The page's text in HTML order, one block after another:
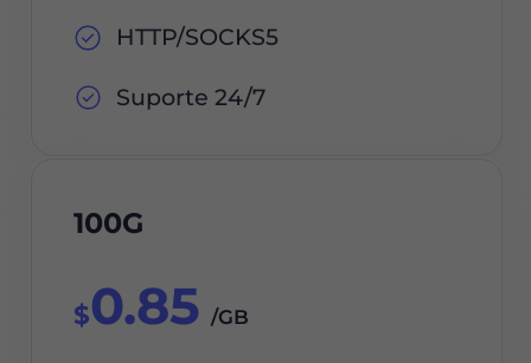
HTTP/SOCKS5
Suporte 24/7
100G
$0.85 /GB